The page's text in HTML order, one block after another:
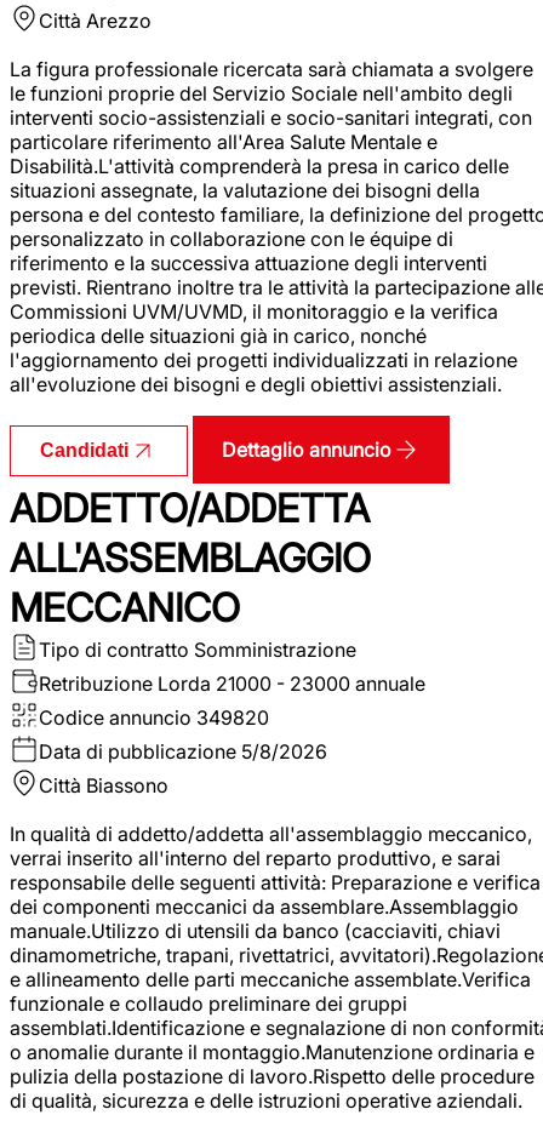
Città Arezzo
La figura professionale ricercata sarà chiamata a svolgere
le funzioni proprie del Servizio Sociale nell'ambito degli
interventi socio-assistenziali e socio-sanitari integrati, con
particolare riferimento all'Area Salute Mentale e
Disabilità.L'attività comprenderà la presa in carico delle
situazioni assegnate, la valutazione dei bisogni della
persona e del contesto familiare, la definizione del
personalizzato in collaborazione con le équipe di
riferimento e la successiva attuazione degli interventi
previsti. Rientrano inoltre tra le attività la partecipazione
Commissioni UVM/UVMD, il monitoraggio e la verifica
periodica delle situazioni già in carico, nonché
l'aggiornamento dei progetti individualizzati in relazione
all'evoluzione dei bisogni e degli obiettivi assistenziali.
Candidati Dettaglio annuncio
ADDETTO/ADDETTA
ALL'ASSEMBLAGGIO
MECCANICO
Tipo di contratto Somministrazione
Retribuzione Lorda 21000 - 23000 annuale
Codice annuncio 349820
Data di pubblicazione 5/8/2026
Città Biassono
In qualità di addetto/addetta all'assemblaggio meccanico,
verrai inserito all'interno del reparto produttivo, e sarai
responsabile delle seguenti attività: Preparazione e verifica
dei componenti meccanici da assemblare.Assemblaggio
manuale.Utilizzo di utensili da banco (cacciaviti, chiavi
dinamometriche, trapani, rivettatrici,
e allineamento delle parti meccaniche assemblate.Verifica
funzionale e collaudo preliminare dei gruppi
assemblati.Identificazione e segnalazione di non
o anomalie durante il montaggio.Manutenzione ordinaria e
pulizia della postazione di lavoro.Rispetto delle procedure
di qualità, sicurezza e delle istruzioni operative aziendali.